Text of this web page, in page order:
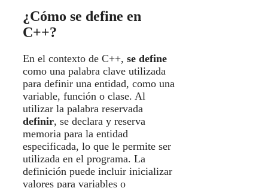
¿Cómo se define en
C++?
En el contexto de C++, se define
como una palabra clave utilizada
para definir una entidad, como una
variable, función o clase. Al
utilizar la palabra reservada
definir, se declara y reserva
memoria para la entidad
especificada, lo que le permite ser
utilizada en el programa. La
definición puede incluir inicializar
valores para variables o